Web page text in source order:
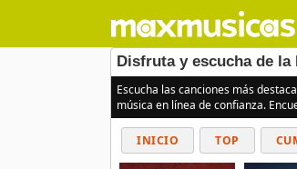
Disfruta y escucha de la
Escucha las canciones más
música en línea de confianza.
INICIO TOP